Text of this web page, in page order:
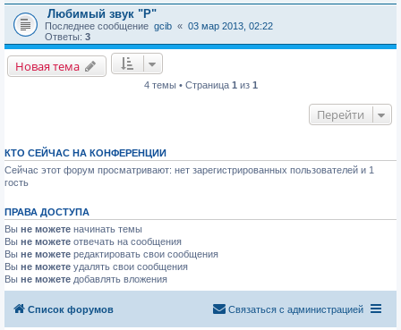
Любимый звук "Р"
Последнее сообщение gcib « 03 мар 2013, 02:22
Ответы: 3
Новая тема
4 темы • Страница 1 из 1
Перейти
КТО СЕЙЧАС НА КОНФЕРЕНЦИИ
Сейчас этот форум просматривают: нет зарегистрированных пользователей и 1
гость
ПРАВА ДОСТУПА
Вы не можете начинать темы
Вы не можете отвечать на сообщения
Вы не можете редактировать свои сообщения
Вы не можете удалять свои сообщения
Вы не можете добавлять вложения
Список форумов Связаться с администрацией